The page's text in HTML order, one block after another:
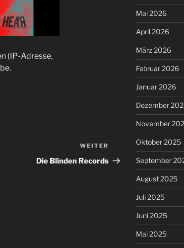
(IP-Adresse,
Nächster
Beitrag
WEITER
Die Blinden Records
Mai 2026
April 2026
März 2026
Februar 2026
Januar 2026
Dezember
November
Oktober 2025
September
August 2025
Juli 2025
Juni 2025
Mai 2025